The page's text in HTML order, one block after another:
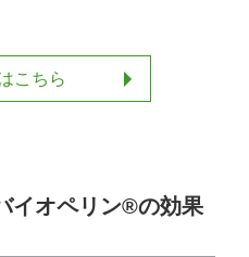
こちら
イオペリン®の効果